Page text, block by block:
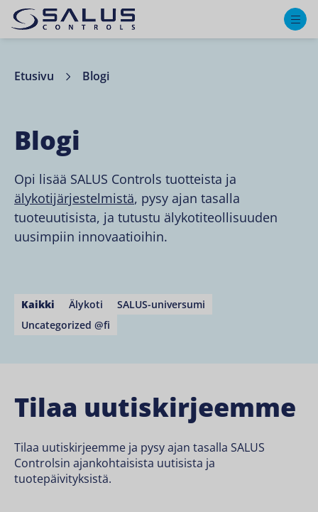
Etusivu Blogi
Blogi
Opi lisää SALUS Controls tuotteista ja
älykotijärjestelmistä, pysy ajan tasalla
tuoteuutisista, ja tutustu älykotiteollisuuden
uusimpiin innovaatioihin.
Kaikki Älykoti
SALUS-universumi
Uncategorized @fi
Tilaa uutiskirjeemme
Tilaa uutiskirjeemme ja pysy ajan tasalla SALUS
Controlsin ajankohtaisista uutisista ja
tuotepäivityksistä.